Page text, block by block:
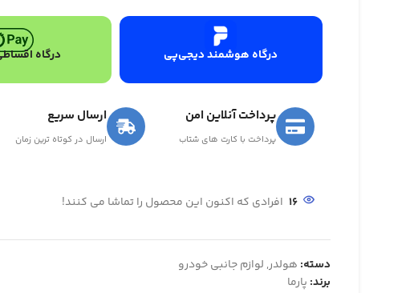
درگاه هوشمند دیجی‌پی درگاه
پرداخت آنلاین امن
پرداخت با کارت های شتاب
ارسال سریع
ارسال در کوتاه ترین زمان
16 افرادی که اکنون این محصول را تماشا می کنند!
دسته: هولدر, لوازم جانبی خودرو
برند: پارما